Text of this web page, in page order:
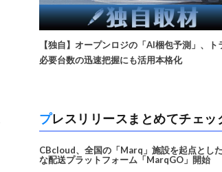
【独自】オープンロジの「AI梱包予測」、ト
必要台数の迅速把握にも活用本格化
プレスリリースまとめてチェッ
CBcloud、全国の「Marq」施設を起点とし
な配送プラットフォーム「MarqGO」開始